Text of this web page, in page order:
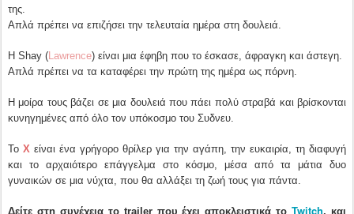
της.
Απλά πρέπει να επιζήσει την τελευταία ημέρα στη δουλειά.
Η Shay (Lawrence) είναι μια έφηβη που το έσκασε, άφραγκη και άστεγη.
Απλά πρέπει να τα καταφέρει την πρώτη της ημέρα ως πόρνη.
Η μοίρα τους βάζει σε μια δουλειά που πάει πολύ στραβά και βρίσκονται
κυνηγημένες από όλο τον υπόκοσμο του Συδνευ.
Το X είναι ένα γρήγορο θρίλερ για την αγάπη, την ευκαιρία, τη διαφυγή
και το αρχαιότερο επάγγελμα στο κόσμο, μέσα από τα μάτια δυο
γυναικών σε μια νύχτα, που θα αλλάξει τη ζωή τους για πάντα.
Δείτε στη συνέχεια το trailer που έχει αποκλειστικά τοTwitch, και